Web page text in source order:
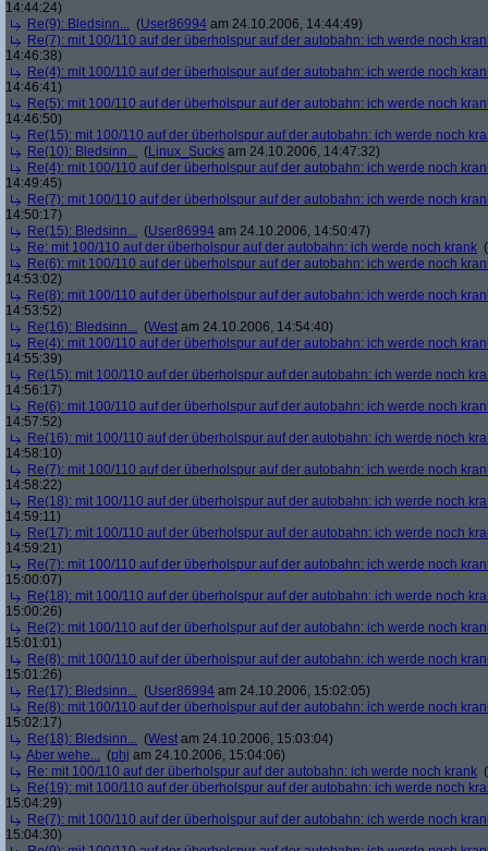
14:44:24)
Re(9): Bledsinn... (User86994 am 24.10.2006, 14:44:49)
Re(7): mit 100/110 auf der überholspur auf der autobahn: ich werde noch
14:46:38)
Re(4): mit 100/110 auf der überholspur auf der autobahn: ich werde noch
14:46:41)
Re(5): mit 100/110 auf der überholspur auf der autobahn: ich werde noch
14:46:50)
Re(15): mit 100/110 auf der überholspur auf der autobahn: ich werde noch
Re(10): Bledsinn... (Linux_Sucks am 24.10.2006, 14:47:32)
Re(4): mit 100/110 auf der überholspur auf der autobahn: ich werde noch
14:49:45)
Re(7): mit 100/110 auf der überholspur auf der autobahn: ich werde noch
14:50:17)
Re(15): Bledsinn... (User86994 am 24.10.2006, 14:50:47)
Re: mit 100/110 auf der überholspur auf der autobahn: ich werde noch krank (
Re(6): mit 100/110 auf der überholspur auf der autobahn: ich werde noch
14:53:02)
Re(8): mit 100/110 auf der überholspur auf der autobahn: ich werde noch
14:53:52)
Re(16): Bledsinn... (West am 24.10.2006, 14:54:40)
Re(4): mit 100/110 auf der überholspur auf der autobahn: ich werde noch
14:55:39)
Re(15): mit 100/110 auf der überholspur auf der autobahn: ich werde noch
14:56:17)
Re(6): mit 100/110 auf der überholspur auf der autobahn: ich werde noch
14:57:52)
Re(16): mit 100/110 auf der überholspur auf der autobahn: ich werde noch
14:58:10)
Re(7): mit 100/110 auf der überholspur auf der autobahn: ich werde noch
14:58:22)
Re(18): mit 100/110 auf der überholspur auf der autobahn: ich werde noch
14:59:11)
Re(17): mit 100/110 auf der überholspur auf der autobahn: ich werde noch
14:59:21)
Re(7): mit 100/110 auf der überholspur auf der autobahn: ich werde noch
15:00:07)
Re(18): mit 100/110 auf der überholspur auf der autobahn: ich werde noch
15:00:26)
Re(2): mit 100/110 auf der überholspur auf der autobahn: ich werde noch
15:01:01)
Re(8): mit 100/110 auf der überholspur auf der autobahn: ich werde noch
15:01:26)
Re(17): Bledsinn... (User86994 am 24.10.2006, 15:02:05)
Re(8): mit 100/110 auf der überholspur auf der autobahn: ich werde noch
15:02:17)
Re(18): Bledsinn... (West am 24.10.2006, 15:03:04)
Aber wehe... (phj am 24.10.2006, 15:04:06)
Re: mit 100/110 auf der überholspur auf der autobahn: ich werde noch krank (
Re(19): mit 100/110 auf der überholspur auf der autobahn: ich werde noch
15:04:29)
Re(7): mit 100/110 auf der überholspur auf der autobahn: ich werde noch
15:04:30)